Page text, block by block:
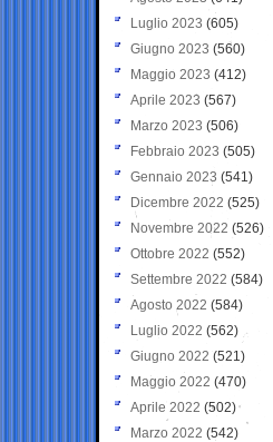
Luglio 2023 (605)
Giugno 2023 (560)
Maggio 2023 (412)
Aprile 2023 (567)
Marzo 2023 (506)
Febbraio 2023 (505)
Gennaio 2023 (541)
Dicembre 2022 (525)
Novembre 2022 (526)
Ottobre 2022 (552)
Settembre 2022 (584)
Agosto 2022 (584)
Luglio 2022 (562)
Giugno 2022 (521)
Maggio 2022 (470)
Aprile 2022 (502)
Marzo 2022 (542)